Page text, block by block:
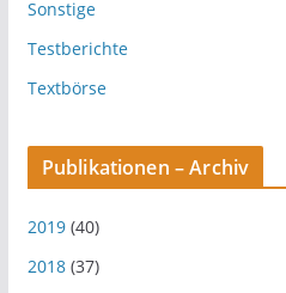
Sonstige
Testberichte
Textbörse
Publikationen – Archiv
2019(40)
2018(37)